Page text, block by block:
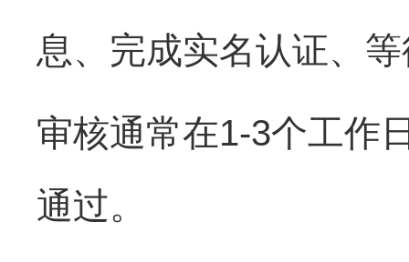
息、完成实名认证、
审核通常在1-3个工作
通过。